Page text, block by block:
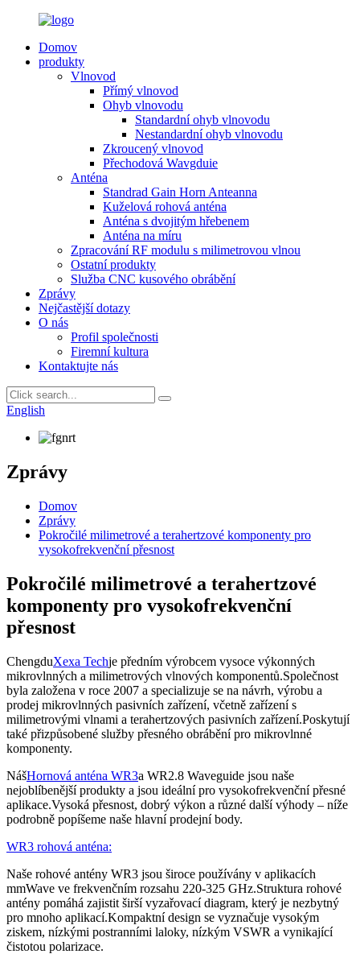
Domov
produkty
Vlnovod
Přímý vlnovod
Ohyb vlnovodu
Standardní ohyb vlnovodu
Nestandardní ohyb vlnovodu
Zkroucený vlnovod
Přechodová Wavgduie
Anténa
Standrad Gain Horn Anteanna
Kuželová rohová anténa
Anténa s dvojitým hřebenem
Anténa na míru
Zpracování RF modulu s milimetrovou vlnou
Ostatní produkty
Služba CNC kusového obrábění
Zprávy
Nejčastější dotazy
O nás
Profil společnosti
Firemní kultura
Kontaktujte nás
English
Zprávy
Domov
Zprávy
Pokročilé milimetrové a terahertzové komponenty pro
vysokofrekvenční přesnost
Pokročilé milimetrové a terahertzové
komponenty pro vysokofrekvenční
přesnost
ChengduXexa Techje předním výrobcem vysoce výkonných
mikrovlnných a milimetrových vlnových komponentů.Společnost
byla založena v roce 2007 a specializuje se na návrh, výrobu a
prodej mikrovlnných pasivních zařízení, včetně zařízení s
milimetrovými vlnami a terahertzových pasivních zařízení.Poskytují
také přizpůsobené služby přesného obrábění pro mikrovlnné
komponenty.
NášHornová anténa WR3a WR2.8 Waveguide jsou naše
nejoblíbenější produkty a jsou ideální pro vysokofrekvenční přesné
aplikace.Vysoká přesnost, dobrý výkon a různé další výhody – níže
podrobně popíšeme naše hlavní prodejní body.
WR3 rohová anténa:
Naše rohové antény WR3 jsou široce používány v aplikacích
mmWave ve frekvenčním rozsahu 220-325 GHz.Struktura rohové
antény pomáhá zajistit širší vyzařovací diagram, který je nezbytný
pro mnoho aplikací.Kompaktní design se vyznačuje vysokým
ziskem, nízkými postranními laloky, nízkým VSWR a vynikající
čistotou polarizace.